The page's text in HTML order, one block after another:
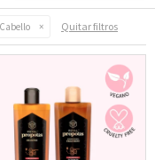
Cabello Quitar filtros